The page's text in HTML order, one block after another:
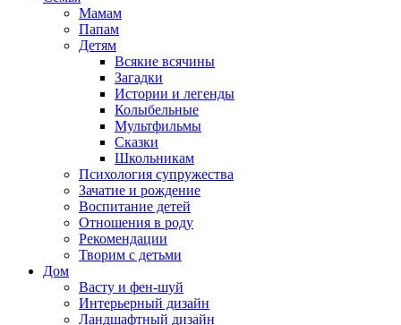
Мамам
Папам
Детям
Всякие всячины
Загадки
Истории и легенды
Колыбельные
Мультфильмы
Сказки
Школьникам
Психология супружества
Зачатие и рождение
Воспитание детей
Отношения в роду
Рекомендации
Творим с детьми
Дом
Васту и фен-шуй
Интерьерный дизайн
Ландшафтный дизайн